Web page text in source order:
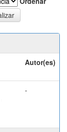
Autor(es)
-